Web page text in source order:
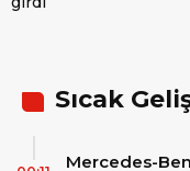
Sıcak
Mercedes-